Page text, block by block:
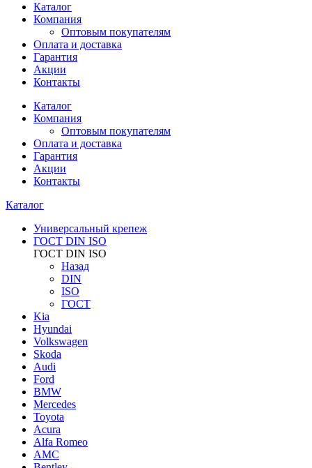
Каталог
Компания
Оптовым покупателям
Оплата и доставка
Гарантия
Акции
Контакты
Каталог
Компания
Оптовым покупателям
Оплата и доставка
Гарантия
Акции
Контакты
Каталог
Универсальный крепеж
ГОСТ DIN ISO
ГОСТ DIN ISO
Назад
DIN
ISO
ГОСТ
Kia
Hyundai
Volkswagen
Skoda
Audi
Ford
BMW
Mercedes
Toyota
Acura
Alfa Romeo
AMC